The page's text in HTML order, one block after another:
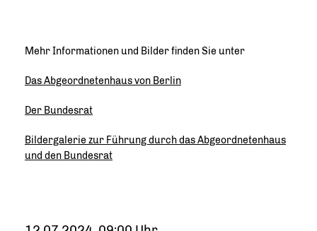
Mehr Informationen und Bilder finden Sie unter
Das Abgeordnetenhaus von Berlin
Der Bundesrat
Bildergalerie zur Führung durch das Abgeordnetenhaus
und den Bundesrat